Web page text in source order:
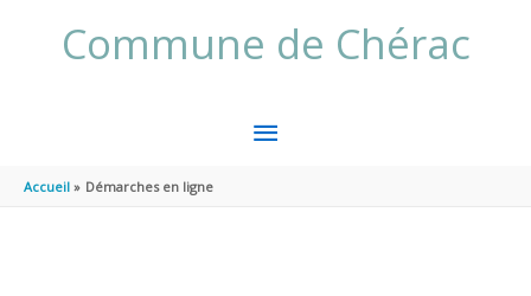
Commune de Chérac
MENU
Accueil Démarches en ligne